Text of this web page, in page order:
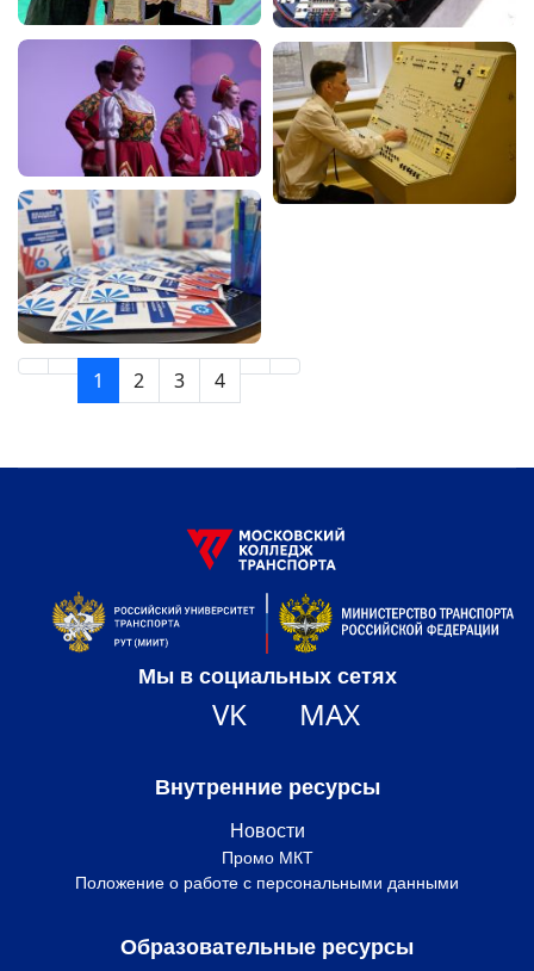
1 2 3 4
Мы в социальных сетях
VK MAX
Внутренние ресурсы
Новости
Промо МКТ
Положение о работе с персональными данными
Образовательные ресурсы